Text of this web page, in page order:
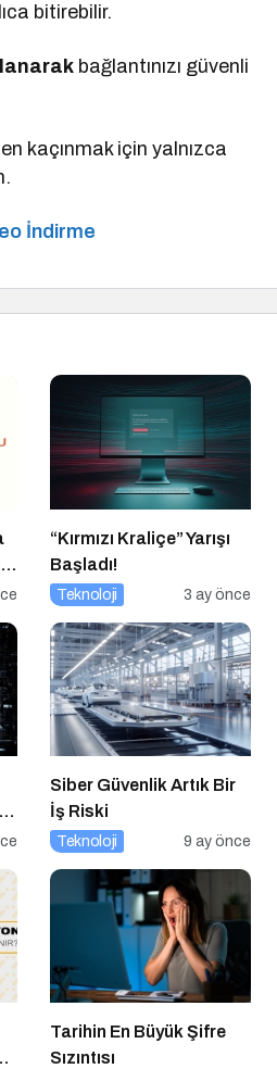
bitirebilir.
bağlantınızı güvenli
kaçınmak için yalnızca
İndirme
“Kırmızı Kraliçe” Yarışı
Başladı!
Teknoloji 3 ay önce
Siber Güvenlik Artık Bir
İş Riski
Teknoloji 9 ay önce
Tarihin En Büyük Şifre
Sızıntısı